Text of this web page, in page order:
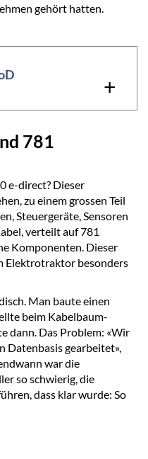
gehört hatten.
+
781
e-direct? Dieser
zu einem grossen Teil
Steuergeräte, Sensoren
verteilt auf 781
Komponenten. Dieser
Elektrotraktor besonders
Man baute einen
beim Kabelbaum-
dann. Das Problem: «Wir
Datenbasis gearbeitet»,
war die
so schwierig, die
dass klar wurde: So